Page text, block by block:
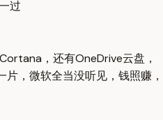
过
，还有OneDrive云盘，
，微软全当没听见，钱照赚，